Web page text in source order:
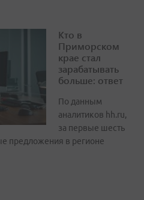
Кто в
Приморском
крае стал
зарабатывать
больше: ответ
По данным
аналитиков hh.ru,
за первые шесть
предложения в регионе